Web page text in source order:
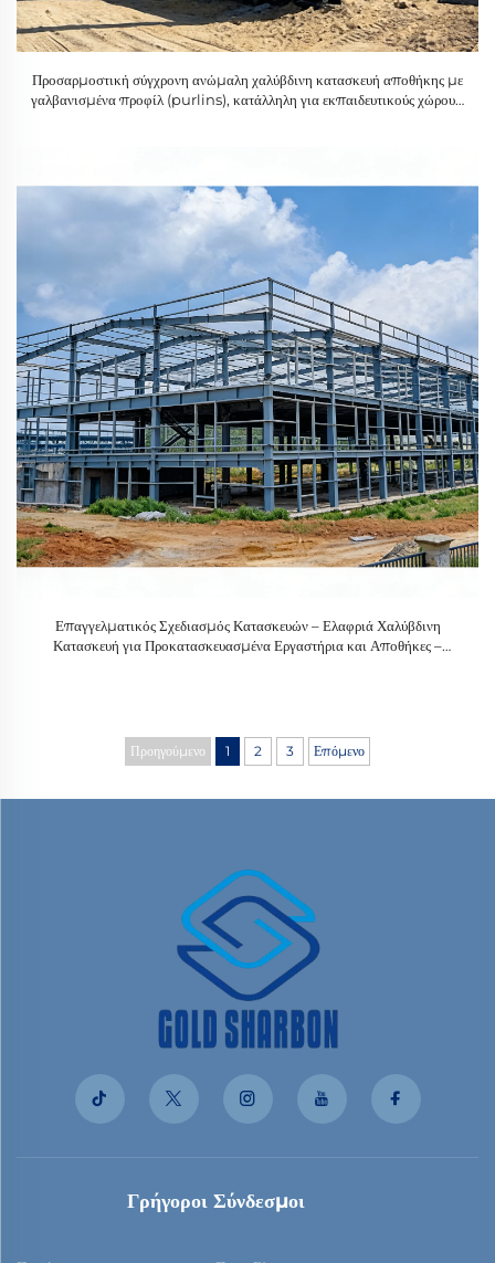
Προσαρμοστική σύγχρονη ανώμαλη χαλύβδινη κατασκευή αποθήκης με
γαλβανισμένα προφίλ (purlins), κατάλληλη για εκπαιδευτικούς χώρους,
Επαγγελματικός Σχεδιασμός Κατασκευών – Ελαφριά Χαλύβδινη
Κατασκευή για Προκατασκευασμένα Εργαστήρια και Αποθήκες –
Προηγούμενο 1 2 3 Επόμενο
Γρήγοροι Σύνδεσμοι